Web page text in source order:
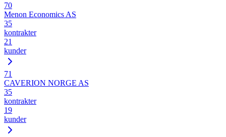
70
Menon Economics AS
35
kontrakter
21
kunder
71
CAVERION NORGE AS
35
kontrakter
19
kunder